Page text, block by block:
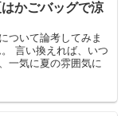
かごバッグで涼
ついて論考してみま
言い換えれば、いつ
一気に夏の雰囲気に